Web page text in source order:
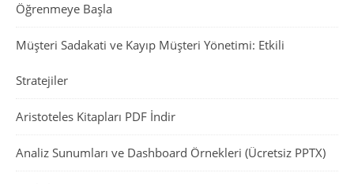
Öğrenmeye Başla
Müşteri Sadakati ve Kayıp Müşteri Yönetimi: Etkili
Stratejiler
Aristoteles Kitapları PDF İndir
Analiz Sunumları ve Dashboard Örnekleri (Ücretsiz PPTX)